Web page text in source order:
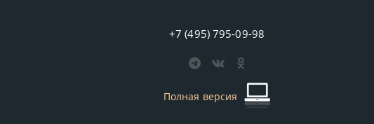
+7 (495) 795-09-98
Полная версия